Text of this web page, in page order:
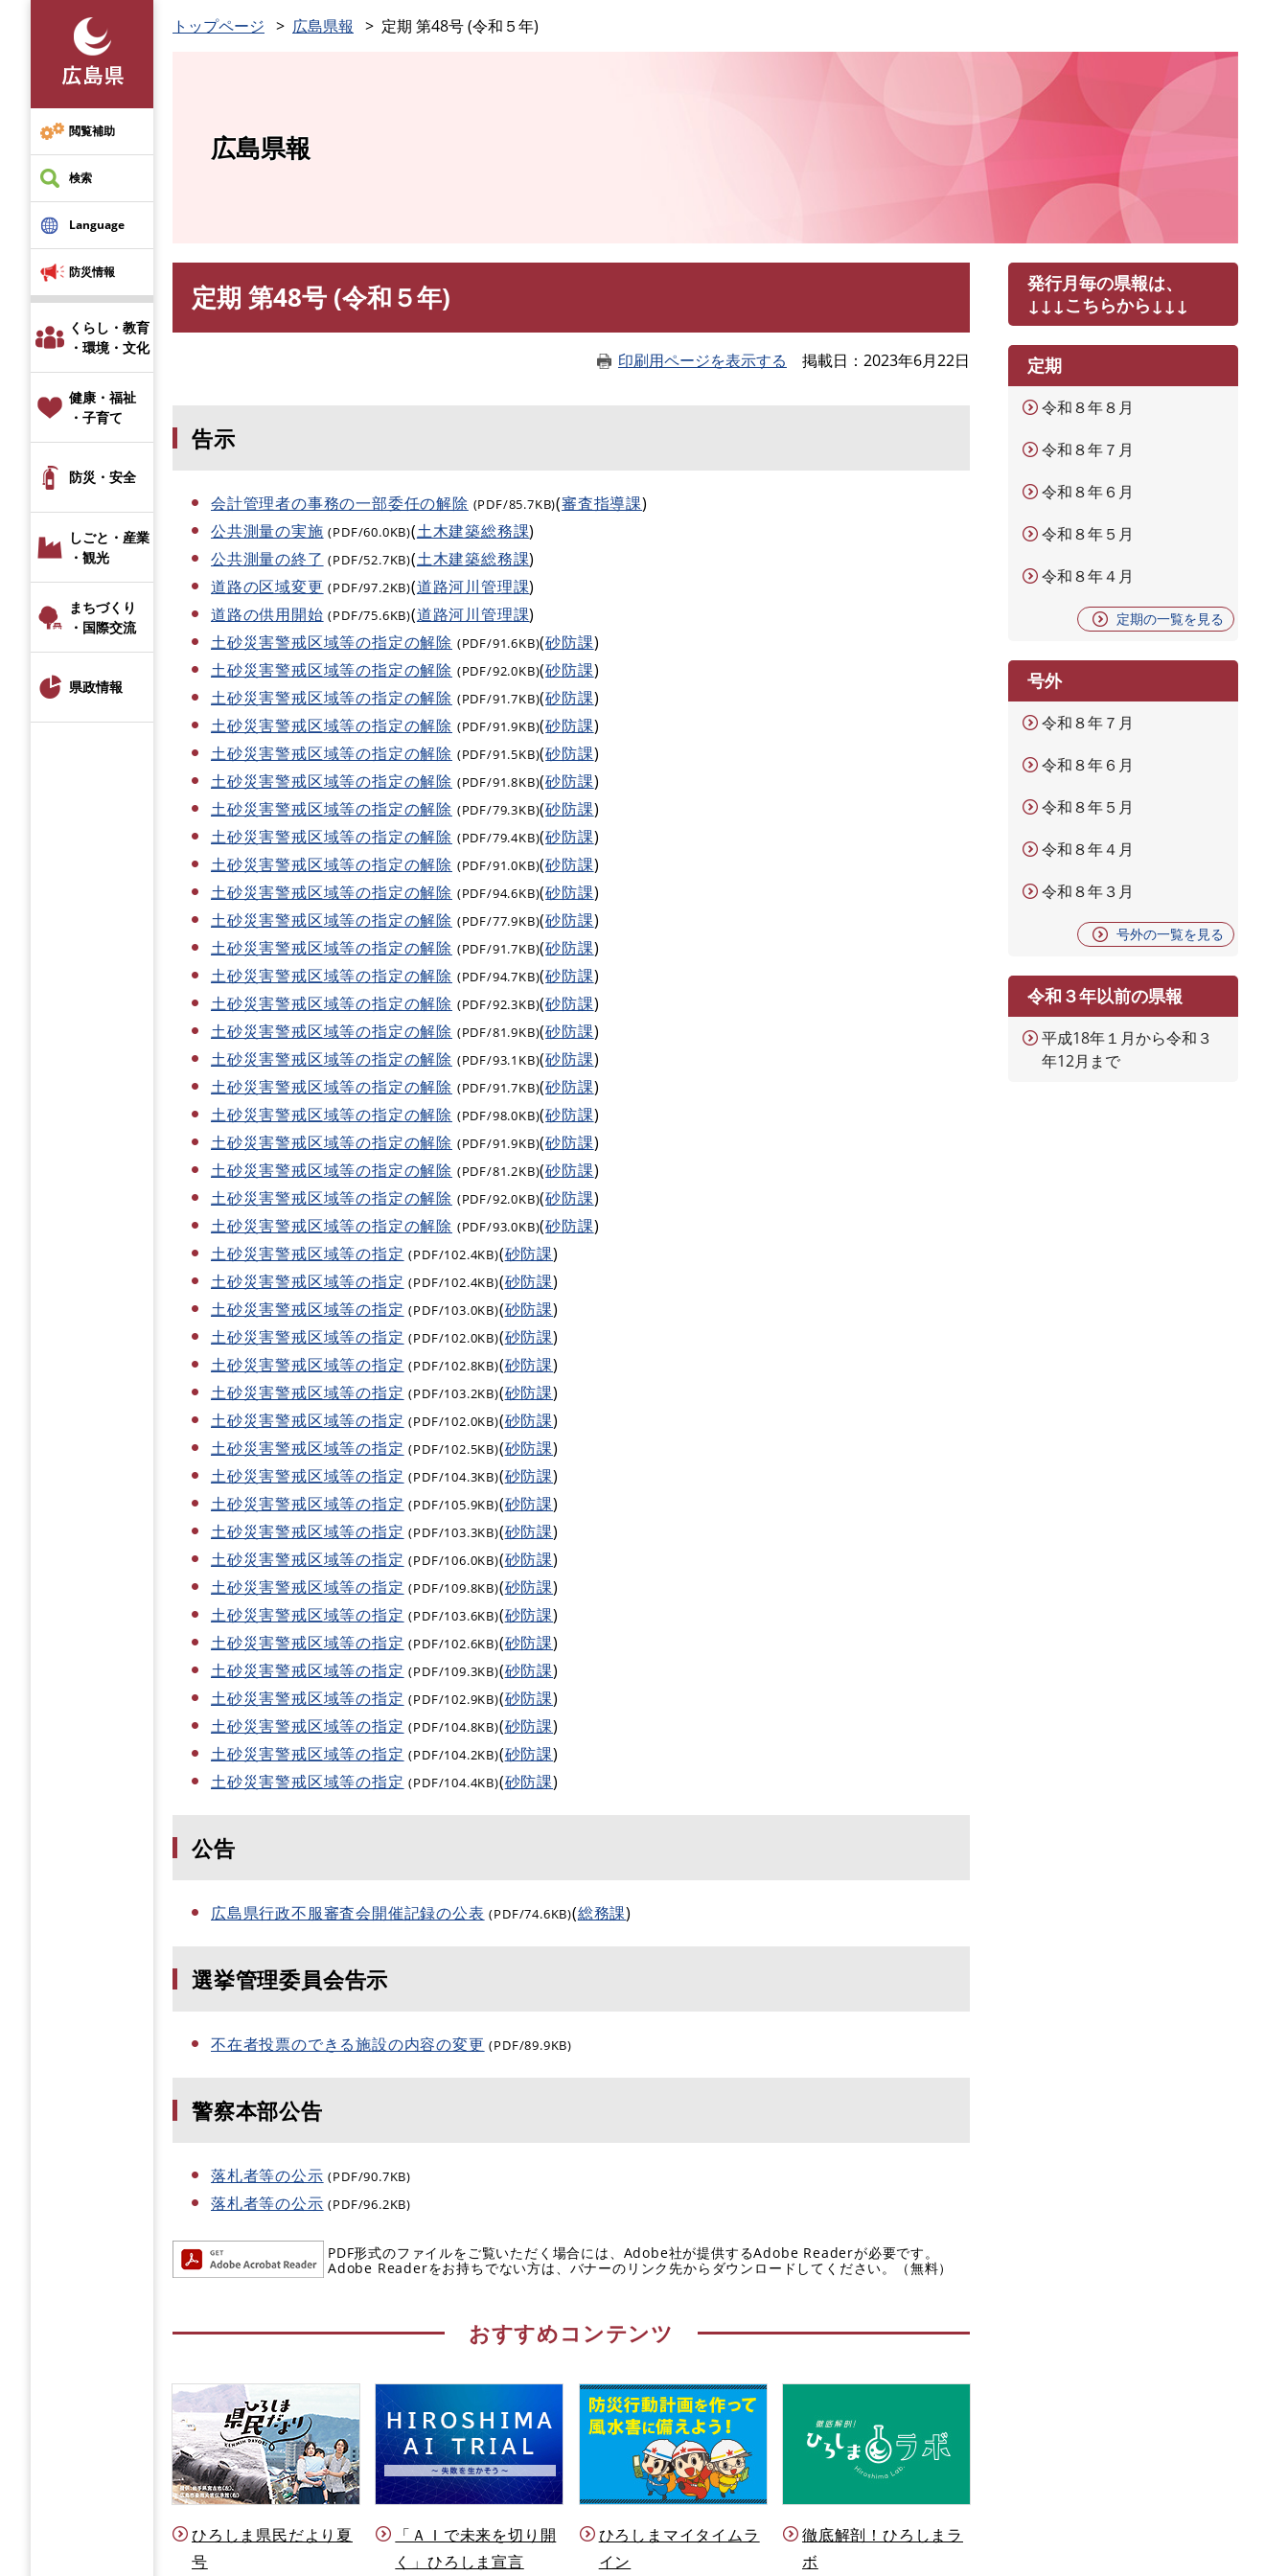
先
頭
で
す
閲覧補助
検索
Language
防災情報
くらし・教育
・環境・文化
健康・福祉
・子育て
防災・安全
しごと・産業
・観光
まちづくり
・国際交流
県政情報
トップページ 広島県報 定期 第48号 (令和５年)
広島県報
定期 第48号 (令和５年)
印刷用ページを表示する 掲載日 2023年6月22日
告示
会計管理者の事務の一部委任の解除 (PDF/85.7KB)(審査指導課)
公共測量の実施 (PDF/60.0KB)(土木建築総務課)
公共測量の終了 (PDF/52.7KB)(土木建築総務課)
道路の区域変更 (PDF/97.2KB)(道路河川管理課)
道路の供用開始 (PDF/75.6KB)(道路河川管理課)
土砂災害警戒区域等の指定の解除 (PDF/91.6KB)(砂防課)
土砂災害警戒区域等の指定の解除 (PDF/92.0KB)(砂防課)
土砂災害警戒区域等の指定の解除 (PDF/91.7KB)(砂防課)
土砂災害警戒区域等の指定の解除 (PDF/91.9KB)(砂防課)
土砂災害警戒区域等の指定の解除 (PDF/91.5KB)(砂防課)
土砂災害警戒区域等の指定の解除 (PDF/91.8KB)(砂防課)
土砂災害警戒区域等の指定の解除 (PDF/79.3KB)(砂防課)
土砂災害警戒区域等の指定の解除 (PDF/79.4KB)(砂防課)
土砂災害警戒区域等の指定の解除 (PDF/91.0KB)(砂防課)
土砂災害警戒区域等の指定の解除 (PDF/94.6KB)(砂防課)
土砂災害警戒区域等の指定の解除 (PDF/77.9KB)(砂防課)
土砂災害警戒区域等の指定の解除 (PDF/91.7KB)(砂防課)
土砂災害警戒区域等の指定の解除 (PDF/94.7KB)(砂防課)
土砂災害警戒区域等の指定の解除 (PDF/92.3KB)(砂防課)
土砂災害警戒区域等の指定の解除 (PDF/81.9KB)(砂防課)
土砂災害警戒区域等の指定の解除 (PDF/93.1KB)(砂防課)
土砂災害警戒区域等の指定の解除 (PDF/91.7KB)(砂防課)
土砂災害警戒区域等の指定の解除 (PDF/98.0KB)(砂防課)
土砂災害警戒区域等の指定の解除 (PDF/91.9KB)(砂防課)
土砂災害警戒区域等の指定の解除 (PDF/81.2KB)(砂防課)
土砂災害警戒区域等の指定の解除 (PDF/92.0KB)(砂防課)
土砂災害警戒区域等の指定の解除 (PDF/93.0KB)(砂防課)
土砂災害警戒区域等の指定 (PDF/102.4KB)(砂防課)
土砂災害警戒区域等の指定 (PDF/102.4KB)(砂防課)
土砂災害警戒区域等の指定 (PDF/103.0KB)(砂防課)
土砂災害警戒区域等の指定 (PDF/102.0KB)(砂防課)
土砂災害警戒区域等の指定 (PDF/102.8KB)(砂防課)
土砂災害警戒区域等の指定 (PDF/103.2KB)(砂防課)
土砂災害警戒区域等の指定 (PDF/102.0KB)(砂防課)
土砂災害警戒区域等の指定 (PDF/102.5KB)(砂防課)
土砂災害警戒区域等の指定 (PDF/104.3KB)(砂防課)
土砂災害警戒区域等の指定 (PDF/105.9KB)(砂防課)
土砂災害警戒区域等の指定 (PDF/103.3KB)(砂防課)
土砂災害警戒区域等の指定 (PDF/106.0KB)(砂防課)
土砂災害警戒区域等の指定 (PDF/109.8KB)(砂防課)
土砂災害警戒区域等の指定 (PDF/103.6KB)(砂防課)
土砂災害警戒区域等の指定 (PDF/102.6KB)(砂防課)
土砂災害警戒区域等の指定 (PDF/109.3KB)(砂防課)
土砂災害警戒区域等の指定 (PDF/102.9KB)(砂防課)
土砂災害警戒区域等の指定 (PDF/104.8KB)(砂防課)
土砂災害警戒区域等の指定 (PDF/104.2KB)(砂防課)
土砂災害警戒区域等の指定 (PDF/104.4KB)(砂防課)
公告
広島県行政不服審査会開催記録の公表 (PDF/74.6KB)(総務課)
選挙管理委員会告示
不在者投票のできる施設の内容の変更 (PDF/89.9KB)
警察本部公告
落札者等の公示 (PDF/90.7KB)
落札者等の公示 (PDF/96.2KB)
PDF形式のファイルをご覧いただく場合には、Adobe社が提供するAdobe Readerが必要です。
Adobe Readerをお持ちでない方は、バナーのリンク先からダウンロードしてください。（無料）
おすすめコンテンツ
ひろしま県民だより夏
号
「ＡＩで未来を切り開
く」ひろしま宣言
ひろしまマイタイムラ
イン
徹底解剖！ひろしまラ
ボ
発行月毎の県報は、
↓↓↓こちらから↓↓↓
定期
令和８年８月
令和８年７月
令和８年６月
令和８年５月
令和８年４月
定期の一覧を見る
号外
令和８年７月
令和８年６月
令和８年５月
令和８年４月
令和８年３月
号外の一覧を見る
令和３年以前の県報
平成18年１月から令和３
年12月まで